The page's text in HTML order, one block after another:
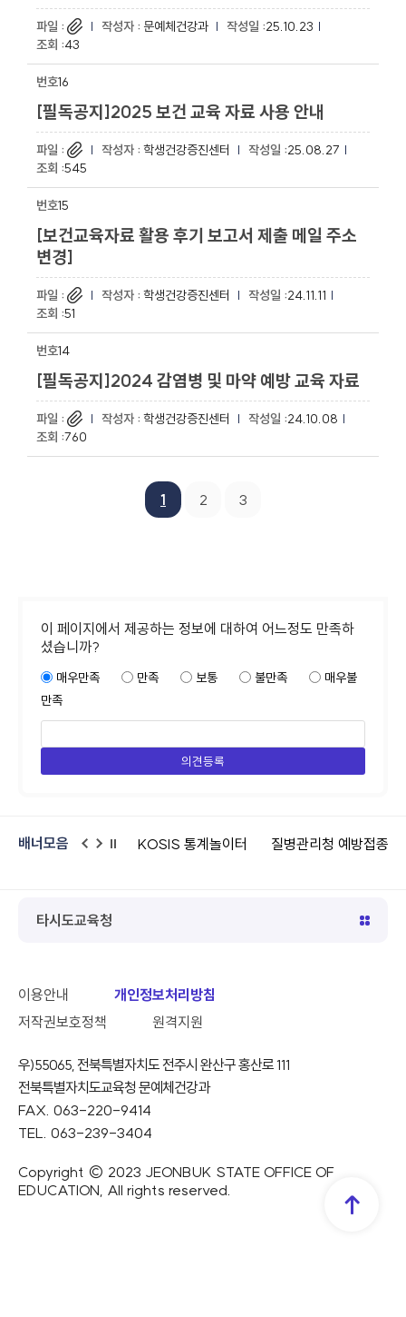
문예체건강과
25.10.23
43
16
[필독공지]2025 보건 교육 자료 사용 안내
학생건강증진센터
25.08.27
545
15
[보건교육자료 활용 후기 보고서 제출 메일 주소
변경]
학생건강증진센터
24.11.11
51
14
[필독공지]2024 감염병 및 마약 예방 교육 자료
학생건강증진센터
24.10.08
760
1 2 3
이 페이지에서 제공하는 정보에 대하여 어느정도 만족하
셨습니까?
매우만족 만족 보통 불만족
매우불
만족
배너모음
KOSIS 통계놀이터 질병관리청 예방접종도우미 대한천식알레
이용안내
개인정보처리방침
저작권보호정책
원격지원
우)55065, 전북특별자치도 전주시 완산구 홍산로 111
전북특별자치도교육청 문예체건강과
FAX. 063-220-9414
TEL. 063-239-3404
Copyright © 2023 JEONBUK STATE OFFICE OF
EDUCATION, All rights reserved.
타시도교육청